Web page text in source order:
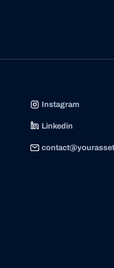
Instagram
Linkedin